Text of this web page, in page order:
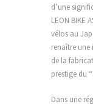
d’une
LEON BIKE
vélos au
renaître
de la
prestige du
Dans une